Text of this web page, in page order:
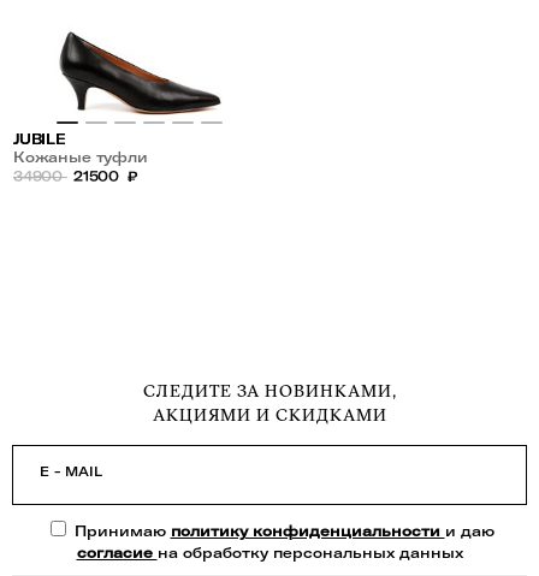
JUBILE
Кожаные туфли
34900 21500 ₽
СЛЕДИТЕ ЗА НОВИНКАМИ,
АКЦИЯМИ И СКИДКАМИ
E - MAIL
Принимаю политику конфиденциальности и даю
согласие на обработку персональных данных